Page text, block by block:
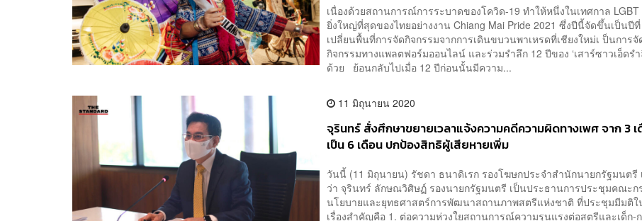
เนื่องด้วยสถานการณ์การระบาดของโควิด-19 ทำให้หนึ่งในเทศกาล LGBT
ยิ่งใหญ่ที่สุดของไทยอย่างงาน Chiang Mai Pride 2021 ซึ่งปีนี้จัดขึ้นเป็นปี
เปลี่ยนพื้นที่การจัดกิจกรรมจากการเดินขบวนพาเหรดที่เชียงใหม่เ ป็นการจั
กิจกรรมทางแพลตฟอร์มออนไลน์ และร่วมรำลึก 12 ปีของ ‘เสาร์ซาวเอ็ดรำ
ด้วย ย้อนกลับไปเมื่อ 12 ปีก่อนนั้นมีความ...
11 มิถุนายน 2020
จุรินทร์ สั่งศึกษาขยายเวลาแจ้งความคดีความผิดทางเพศ จาก 3
เป็น 6 เดือน ปกป้องสิทธิผู้เสียหายเพิ่ม
วันนี้ (11 มิถุนายน) รัชดา ธนาดิเรก รองโฆษกประจำสำนักนายกรัฐมนตรี
ว่า จุรินทร์ ลักษณวิศิษฏ์ รองนายกรัฐมนตรี เป็นประธานการประชุมคณะก
นโยบายและยุทธศาสตร์การพัฒนาสถานภาพสตรีแห่งชาติ ที่ประชุมมีมติใ
เรื่องสำคัญคือ 1. ต่อความห่วงใยสถานการณ์ความรุนแรงต่อสตรีและเด็ก-